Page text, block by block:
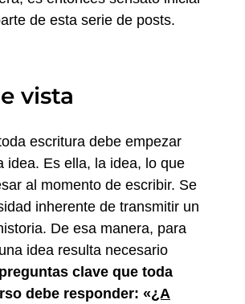
de esta serie de posts.
vista
escritura debe empezar
idea. Es ella, la idea, lo que
al momento de escribir. Se
inherente de transmitir un
De esa manera, para
idea resulta necesario
clave que toda
debe responder: «¿A